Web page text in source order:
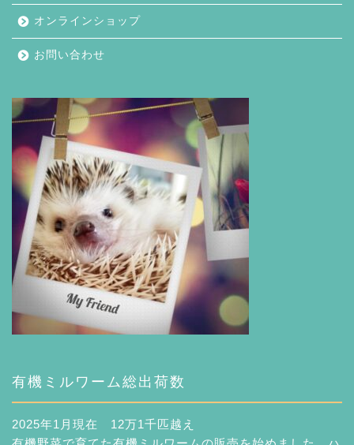
オンラインショップ
お問い合わせ
有機ミルワーム総出荷数
2025年1月現在 12万1千匹越え